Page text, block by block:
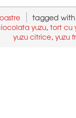
tagged
,
,